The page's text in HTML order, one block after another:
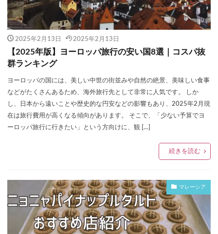
2025年2月13日 2025年2月13日
【2025年版】ヨーロッパ旅行の安い国8選｜コスパ抜
群ランキング
ヨーロッパの国には、美しい中世の街並みや自然の絶景、美味しい食事
などがたくさんあるため、海外旅行先として非常に人気です。 しか
し、日本から遠いことや歴史的な円安などの影響もあり、2025年2月現
在は旅行費用が高くなる傾向があります。 そこで、「少ない予算でヨ
ーロッパ旅行に行きたい」という方向けに、観 […]
続きを読む
マレーシア